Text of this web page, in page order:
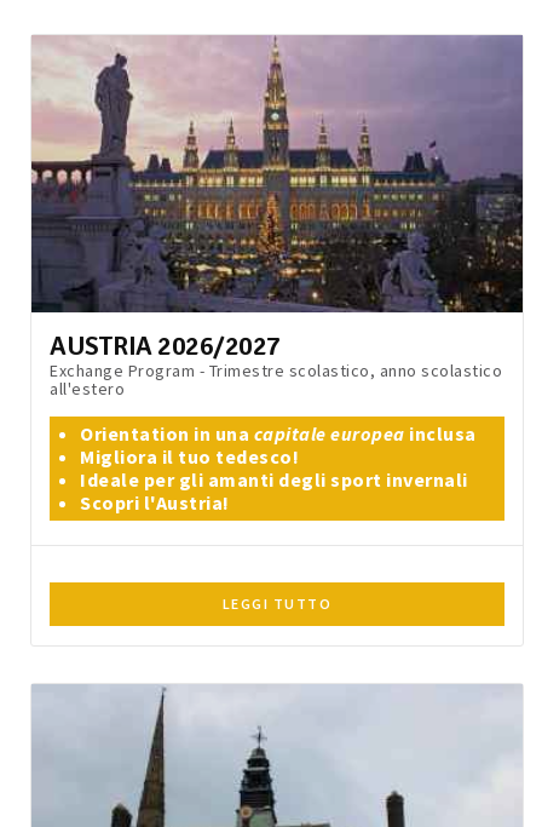
AUSTRIA 2026/2027
Exchange Program - Trimestre scolastico, anno scolastico
all'estero
Orientation in una capitale europea inclusa
Migliora il tuo tedesco!
Ideale per gli amanti degli sport invernali
Scopri l'Austria!
LEGGI TUTTO